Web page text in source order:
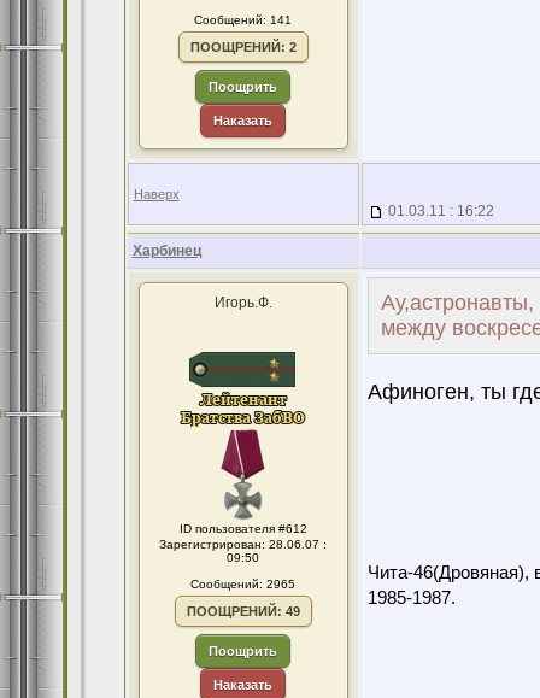
Сообщений: 141
ПООЩРЕНИЙ: 2
Поощрить
Наказать
Наверх
01.03.11 : 16:22
Харбинец
Игорь.Ф.
ID пользователя #612
Зарегистрирован: 28.06.07 :
09:50
Сообщений: 2965
ПООЩРЕНИЙ: 49
Поощрить
Наказать
между
Афиноген, ты
Чита-46(Дровяная),
1985-1987.